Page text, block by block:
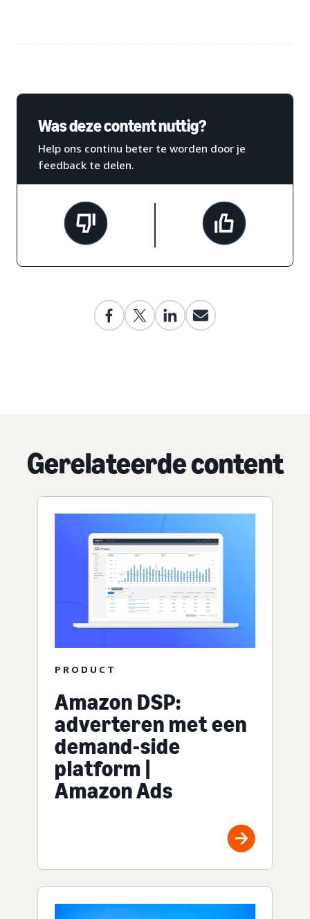
Was deze content nuttig?
Help ons continu beter te worden door je
feedback te delen.
Gerelateerde content
PRODUCT
Amazon DSP:
adverteren met een
demand-side
platform |
Amazon Ads